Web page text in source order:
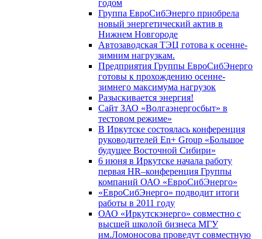
годом
Группа ЕвроСибЭнерго приобрела
новый энергетический актив в
Нижнем Новгороде
Автозаводская ТЭЦ готова к осенне-
зимним нагрузкам.
Предприятия Группы ЕвроСибЭнерго
готовы к прохождению осенне-
зимнего максимума нагрузок
Разыскивается энергия!
Сайт ЗАО «Волгаэнергосбыт» в
тестовом режиме»
В Иркутске состоялась конференция
руководителей En+ Group «Большое
будущее Восточной Сибири»
6 июня в Иркутске начала работу
первая HR–конференция Группы
компаний ОАО «ЕвроСибЭнерго»
«ЕвроСибЭнерго» подводит итоги
работы в 2011 году
ОАО «Иркутскэнерго» совместно с
высшей школой бизнеса МГУ
им.Ломоносова проведут совместную